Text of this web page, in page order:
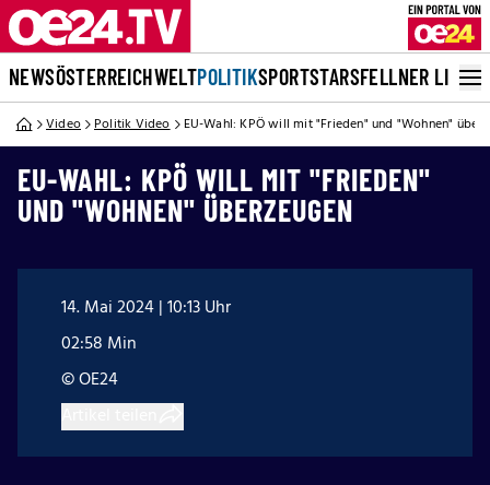
NEWSÖSTERREICHWELTPOLITIKSPORTSTARSFELLNER LIVE
Video Politik Video EU-Wahl: KPÖ will mit "Frieden" und "Wohnen"
EU-WAHL: KPÖ WILL MIT "FRIEDEN"
UND "WOHNEN" ÜBERZEUGEN
14. Mai 2024 | 10:13 Uhr
02:58 Min
© OE24